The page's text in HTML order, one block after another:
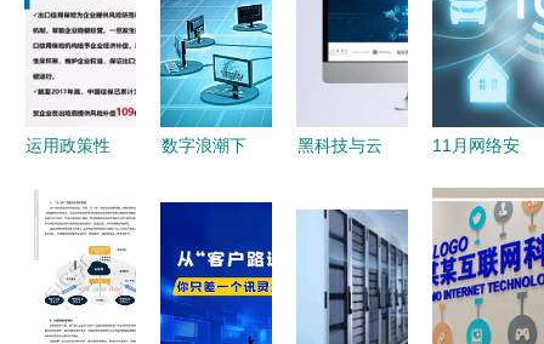
运用政策性
险，为农产
品出口保驾
护航——中
国出口信用
数字浪潮下
起与网络技
术赋能
黑科技与云
气简约的蓝
色数字世界
11月网络安
事件盘点
网络技术服
务领域的新
动向与挑战